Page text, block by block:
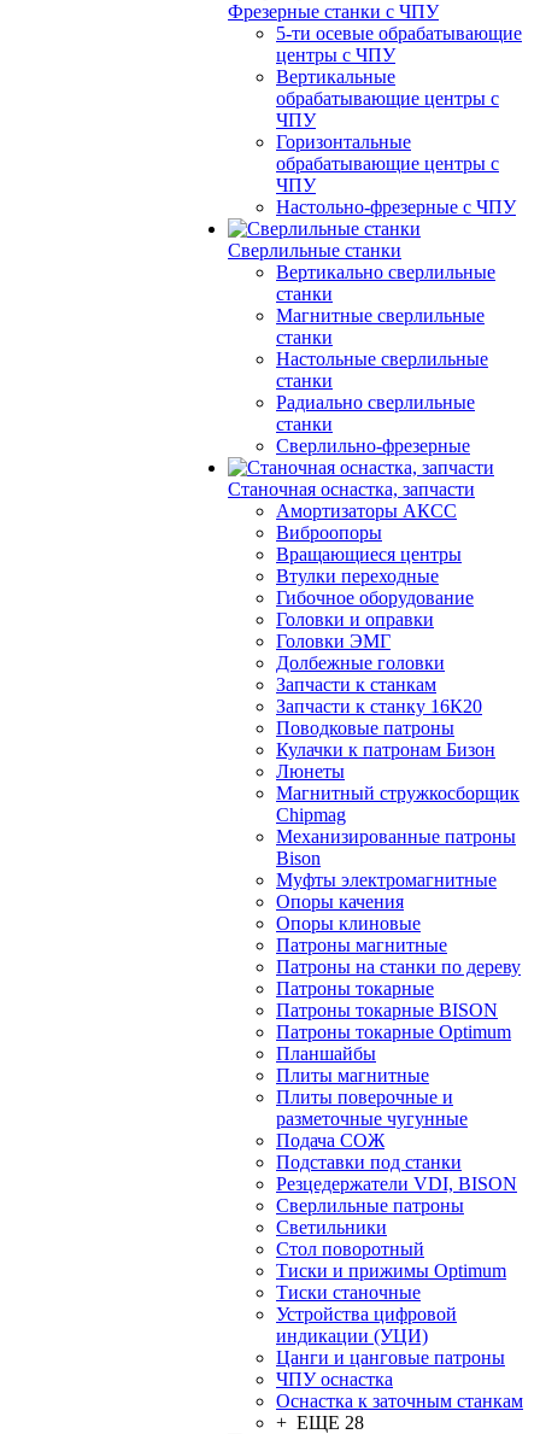
Фрезерные станки с ЧПУ
5-ти осевые обрабатывающие
центры с ЧПУ
Вертикальные
обрабатывающие центры с
ЧПУ
Горизонтальные
обрабатывающие центры с
ЧПУ
Настольно-фрезерные с ЧПУ
Сверлильные станки
Вертикально сверлильные
станки
Магнитные сверлильные
станки
Настольные сверлильные
станки
Радиально сверлильные
станки
Сверлильно-фрезерные
Станочная оснастка, запчасти
Амортизаторы АКСС
Виброопоры
Вращающиеся центры
Втулки переходные
Гибочное оборудование
Головки и оправки
Головки ЭМГ
Долбежные головки
Запчасти к станкам
Запчасти к станку 16К20
Поводковые патроны
Кулачки к патронам Бизон
Люнеты
Магнитный стружкосборщик
Chipmag
Механизированные патроны
Bison
Муфты электромагнитные
Опоры качения
Опоры клиновые
Патроны магнитные
Патроны на станки по дереву
Патроны токарные
Патроны токарные BISON
Патроны токарные Optimum
Планшайбы
Плиты магнитные
Плиты поверочные и
разметочные чугунные
Подача СОЖ
Подставки под станки
Резцедержатели VDI, BISON
Сверлильные патроны
Светильники
Стол поворотный
Тиски и прижимы Optimum
Тиски станочные
Устройства цифровой
индикации (УЦИ)
Цанги и цанговые патроны
ЧПУ оснастка
Оснастка к заточным станкам
+ ЕЩЕ 28